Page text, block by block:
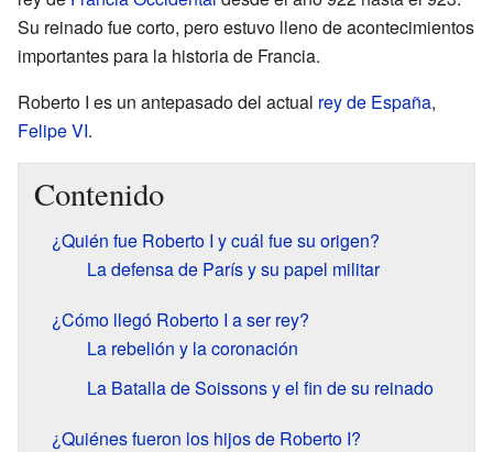
Su reinado fue corto, pero estuvo lleno de acontecimientos
importantes para la historia de Francia.
Roberto I es un antepasado del actual rey de España,
Felipe VI.
Contenido
¿Quién fue Roberto I y cuál fue su origen?
La defensa de París y su papel militar
¿Cómo llegó Roberto I a ser rey?
La rebelión y la coronación
La Batalla de Soissons y el fin de su reinado
¿Quiénes fueron los hijos de Roberto I?